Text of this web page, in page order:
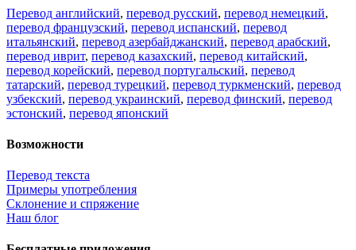
Перевод английский, перевод русский, перевод немецкий,
перевод французский, перевод испанский, перевод
итальянский, перевод азербайджанский, перевод арабский,
перевод иврит, перевод казахский, перевод китайский,
перевод корейский, перевод португальский, перевод
татарский, перевод турецкий, перевод туркменский, перевод
узбекский, перевод украинский, перевод финский, перевод
эстонский, перевод японский
Возможности
Перевод текста
Примеры употребления
Склонение и спряжение
Наш блог